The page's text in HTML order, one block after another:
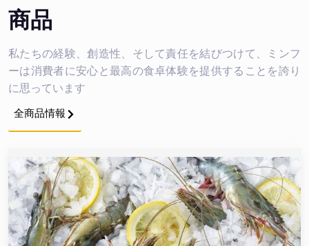
商品
全商品情報
私たちの経験、創造性、そして責任を結びつけて、ミンフ
ーは消費者に安心と最高の食卓体験を提供することを誇り
に思っています